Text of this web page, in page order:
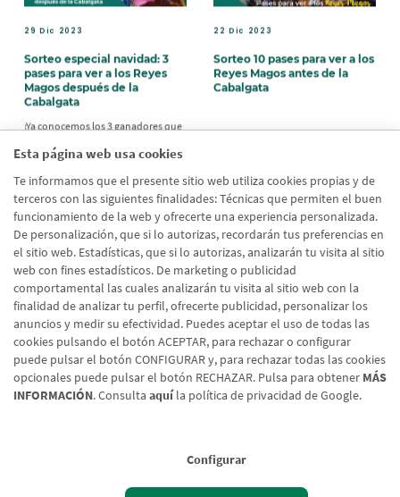
Esta página web usa cookies
Te informamos que el presente sitio web utiliza cookies propias y de
terceros con las siguientes finalidades: Técnicas que permiten el buen
funcionamiento de la web y ofrecerte una experiencia personalizada.
De personalización, que si lo autorizas, recordarán tus preferencias en
el sitio web. Estadísticas, que si lo autorizas, analizarán tu visita al sitio
web con fines estadísticos. De marketing o publicidad
comportamental las cuales analizarán tu visita al sitio web con la
finalidad de analizar tu perfil, ofrecerte publicidad, personalizar los
anuncios y medir su efectividad. Puedes aceptar el uso de todas las
cookies pulsando el botón ACEPTAR, para rechazar o configurar
puede pulsar el botón CONFIGURAR y, para rechazar todas las cookies
opcionales puede pulsar el botón RECHAZAR. Pulsa para obtener MÁS
INFORMACIÓN. Consulta aquíla política de privacidad de Google.
Configurar
29 Dic 2023
Sorteo especial navidad: 3
pases para ver a los Reyes
Magos después de la
Cabalgata
¡Ya conocemos los 3 ganadores que
entradas (2 adultos + 5 niños) para
Reyes después de la Cabalgata.
Miren Lima (Facebook)
@sicle_99 (Instagram)
¡Enhorabuena!
22 Dic 2023
Sorteo 10 pases para ver a los
Reyes Magos antes de la
Cabalgata